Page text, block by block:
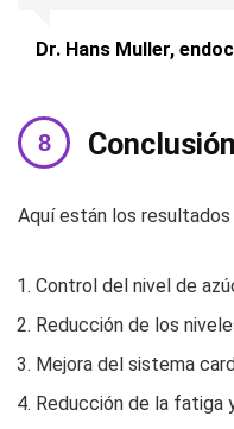
Dr. Hans Muller,
Aquí están los resultados
Control del nivel de
Reducción de los
Mejora del sistema
Reducción de la fatiga